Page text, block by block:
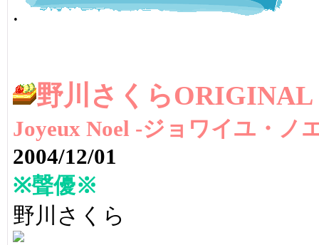
.
野川さくら
Joyeux Noel -ジョワイユ・ノ
2004/12/01
※聲優※
野川さくら